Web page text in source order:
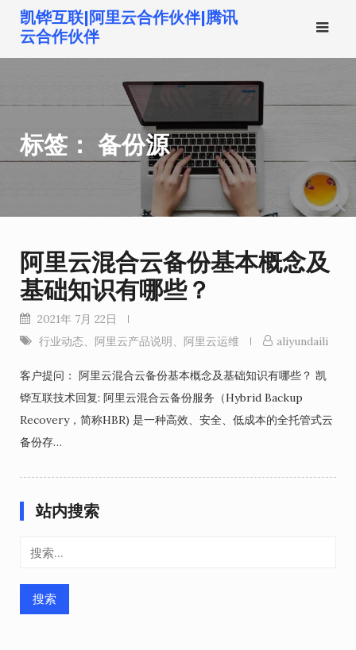
到
凯铧互联|阿里云合作伙伴|腾讯
云合作伙伴
标签： 备份源
阿里云混合云备份基本概念及
基础知识有哪些？
2021年 7月 22日
行业动态、 阿里云产品说明、 阿里云运维 aliyundaili
客户提问： 阿里云混合云备份基本概念及基础知识有哪些？ 凯
铧互联技术回复: 阿里云混合云备份服务（Hybrid Backup
Recovery，简称HBR) 是一种高效、安全、低成本的全托管式云
备份存…
站内搜索